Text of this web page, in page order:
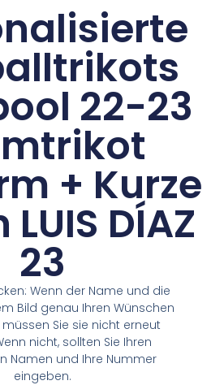
22-23
+ Kurze
DÍAZ
23
Wenn der Name und die
Bild genau Ihren Wünschen
Sie sie nicht erneut
nicht, sollten Sie Ihren
Namen und Ihre Nummer
eingeben.